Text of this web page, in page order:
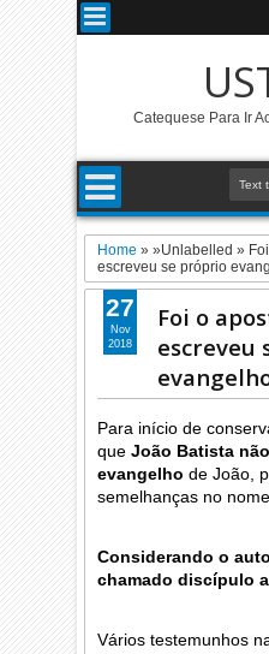
Catequese Para Ir
Home » »Unlabelled »
escreveu se próprio
Foi o
escreveu
Para início de
queJoão Batista
evangelho de João,
semelhanças no
Considerando o
chamado discípulo
Vários testemunhos
27
Nov
2018